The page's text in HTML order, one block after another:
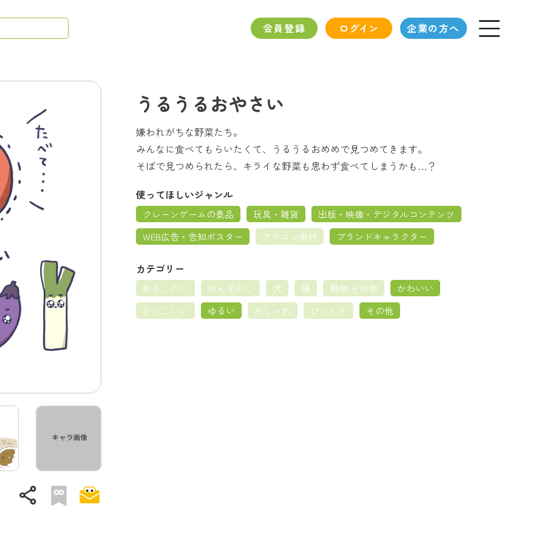
会員登録 ログイン 企業の方へ
share
うるうるおやさい
嫌われがちな野菜たち。
みんなに食べてもらいたくて、うるうるおめめで見つめてきます。
そばで見つめられたら、キライな野菜も思わず食べてしまうかも…？
使ってほしいジャンル
クレーンゲームの景品 玩具・雑貨
出版・映像・デジタルコンテンツ
WEB広告・告知ポスター
アイコン素材 ブランドキャラクター
カテゴリー
おとこのこ おんなのこ 犬 猫 動物 その他
かわいい
かっこいい
ゆるい おしゃれ びっくり その他